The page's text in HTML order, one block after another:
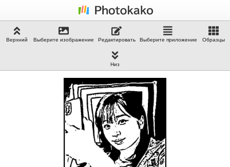
Верхний Выберите изображение Редактировать Выберите приложение Образцы
Низ